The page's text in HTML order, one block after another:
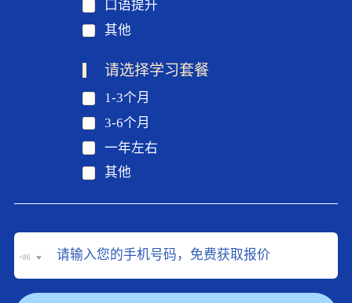
口语提升
其他
请选择学习套餐
1-3个月
3-6个月
一年左右
其他
+86